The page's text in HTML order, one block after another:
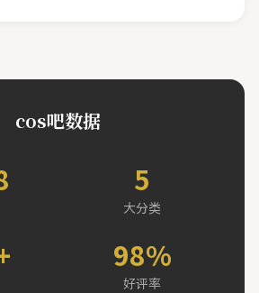
cos吧数据
5
大分类
98%
好评率